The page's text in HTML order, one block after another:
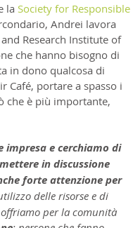
la Society for Responsible
Andrei lavora
Research Institute of
che hanno bisogno di
in dono qualcosa di
Café, portare a spasso i
che è più importante,
impresa e cerchiamo di
in discussione
forte attenzione per
delle risorse e di
per la comunità